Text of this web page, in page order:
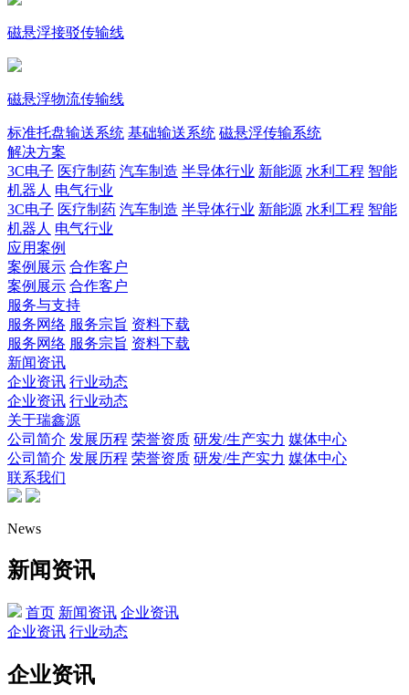
磁悬浮接驳传输线
磁悬浮物流传输线
标准托盘输送系统 基础输送系统 磁悬浮传输系统
解决方案
3C电子 医疗制药 汽车制造 半导体行业 新能源 水利工程 智能
机器人 电气行业
3C电子 医疗制药 汽车制造 半导体行业 新能源 水利工程 智能
机器人 电气行业
应用案例
案例展示 合作客户
案例展示 合作客户
服务与支持
服务网络 服务宗旨 资料下载
服务网络 服务宗旨 资料下载
新闻资讯
企业资讯 行业动态
企业资讯 行业动态
关于瑞鑫源
公司简介 发展历程 荣誉资质 研发/生产实力 媒体中心
公司简介 发展历程 荣誉资质 研发/生产实力 媒体中心
联系我们
News
新闻资讯
首页 新闻资讯 企业资讯
企业资讯 行业动态
企业资讯